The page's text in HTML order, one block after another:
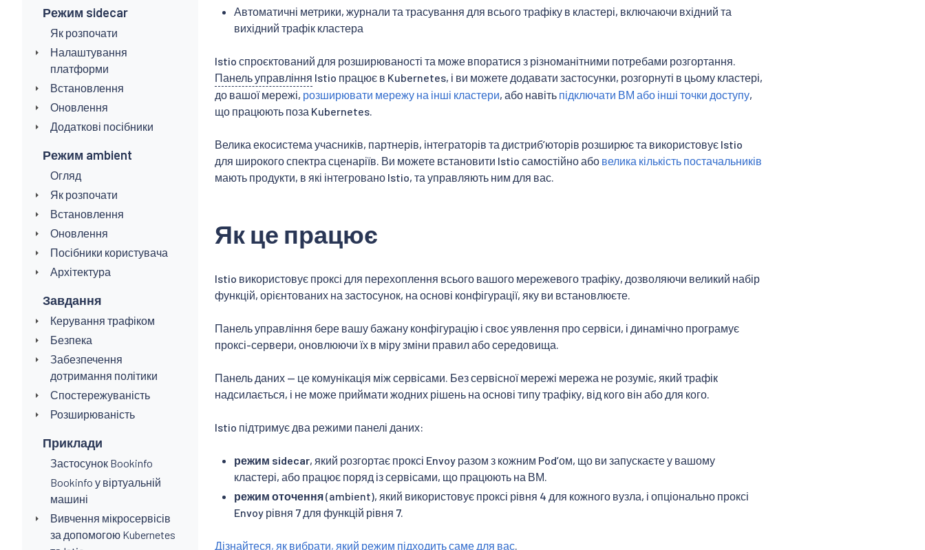
Режим sidecar
Як розпочати
Налаштування
платформи
Встановлення
Оновлення
Додаткові посібники
Режим ambient
Огляд
Як розпочати
Встановлення
Оновлення
Посібники користувача
Архітектура
Завдання
Керування трафіком
Безпека
Забезпечення
дотримання політики
Спостережуваність
Розширюваність
Приклади
Застосунок Bookinfo
Bookinfo у віртуальній
машині
Вивчення мікросервісів
за допомогою Kubernetes
Автоматичні метрики, журнали та трасування для всього трафіку в кластері, включаючи вхідний та
вихідний трафік кластера
Istio спроєктований для розширюваності та може впоратися з різноманітними потребами розгортання.
Панель управління Istio працює в Kubernetes, і ви можете додавати застосунки, розгорнуті в цьому кластері,
до вашої мережі, розширювати мережу на інші кластери, або навіть підключати ВМ або інші точки доступу,
що працюють поза Kubernetes.
Велика екосистема учасників, партнерів, інтеграторів та дистрибʼюторів розширює та використовує Istio
для широкого спектра сценаріїв. Ви можете встановити Istio самостійно або велика кількість постачальників
мають продукти, в які інтегровано Istio, та управляють ним для вас.
Як це працює
Istio використовує проксі для перехоплення всього вашого мережевого трафіку, дозволяючи великий набір
функцій, орієнтованих на застосунок, на основі конфігурації, яку ви встановлюєте.
Панель управління бере вашу бажану конфігурацію і своє уявлення про сервіси, і динамічно програмує
проксі-сервери, оновлюючи їх в міру зміни правил або середовища.
Панель даних — це комунікація між сервісами. Без сервісної мережі мережа не розуміє, який трафік
надсилається, і не може приймати жодних рішень на основі типу трафіку, від кого він або для кого.
Istio підтримує два режими панелі даних:
режим sidecar, який розгортає проксі Envoy разом з кожним Podʼом, що ви запускаєте у вашому
кластері, або працює поряд із сервісами, що працюють на ВМ.
режим оточення(ambient), який використовує проксі рівня 4 для кожного вузла, і опціонально проксі
Envoy рівня 7 для функцій рівня 7.
Дізнайтеся, як вибрати, який режим підходить саме для вас.